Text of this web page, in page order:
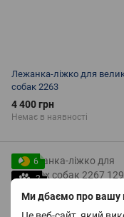
Ми дбаємо про вашу
Лежанка-ліжко для
собак 2263
4 400 грн
Немає в наявності
6
-2